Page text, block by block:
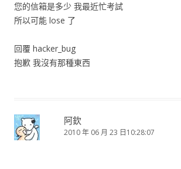
您的信箱是多少 我最近忙考試
所以可能 lose 了
回覆 hacker_bug
抱歉 我沒有那種東西
阿欽
2010 年 06 月 23 日10:28:07